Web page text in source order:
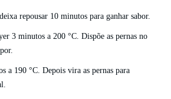
repousar 10 minutos para ganhar sabor.
3 minutos a 200 °C. Dispõe as pernas no
a 190 °C. Depois vira as pernas para